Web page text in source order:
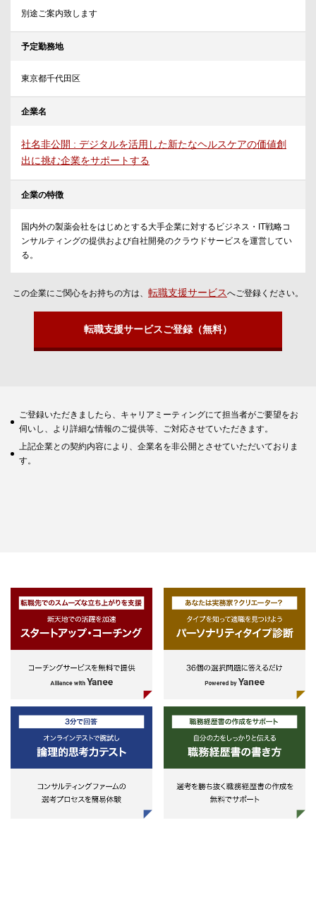
別途ご案内致します
予定勤務地
東京都千代田区
企業名
社名非公開 : デジタルを活用した新たなヘルスケアの価値創
出に挑む企業をサポートする
企業の特徴
国内外の製薬会社をはじめとする大手企業に対するビジネス・IT戦略コ
ンサルティングの提供および自社開発のクラウドサービスを運営してい
る。
この企業にご関心をお持ちの方は、 転職支援サービスへご登録ください。
転職支援サービスご登録（無料）
ご登録いただきましたら、キャリアミーティングにて担当者がご要望をお
伺いし、より詳細な情報のご提供等、ご対応させていただきます。
上記企業との契約内容により、企業名を非公開とさせていただいておりま
す。